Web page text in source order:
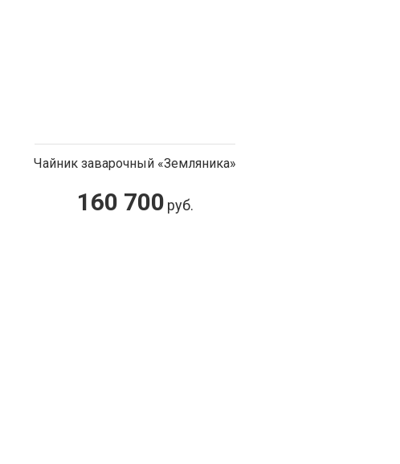
Чайник заварочный «Земляника»
160 700 руб.